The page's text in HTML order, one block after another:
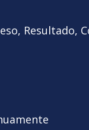
Resultado,